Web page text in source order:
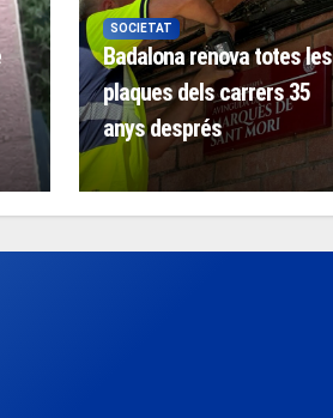
SOCIETAT
Badalona renova totes les
plaques dels carrers 35
anys després